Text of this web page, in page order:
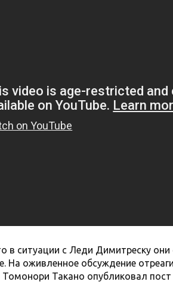
в ситуации с Леди Димитреску
На оживленное обсуждение
Такано опубликовал